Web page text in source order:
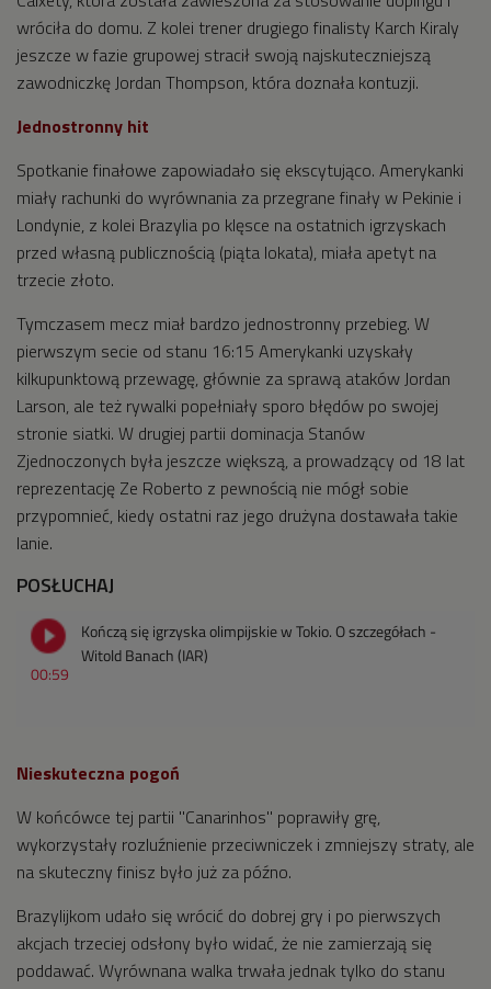
wróciła do domu. Z kolei trener drugiego finalisty Karch Kiraly
jeszcze w fazie grupowej stracił swoją najskuteczniejszą
zawodniczkę Jordan Thompson, która doznała kontuzji.
Jednostronny hit
Spotkanie finałowe zapowiadało się ekscytująco. Amerykanki
miały rachunki do wyrównania za przegrane finały w Pekinie i
Londynie, z kolei Brazylia po klęsce na ostatnich igrzyskach
przed własną publicznością (piąta lokata), miała apetyt na
trzecie złoto.
Tymczasem mecz miał bardzo jednostronny przebieg. W
pierwszym secie od stanu 16:15 Amerykanki uzyskały
kilkupunktową przewagę, głównie za sprawą ataków Jordan
Larson, ale też rywalki popełniały sporo błędów po swojej
stronie siatki. W drugiej partii dominacja Stanów
Zjednoczonych była jeszcze większą, a prowadzący od 18 lat
reprezentację Ze Roberto z pewnością nie mógł sobie
przypomnieć, kiedy ostatni raz jego drużyna dostawała takie
lanie.
POSŁUCHAJ
00:59
Kończą się igrzyska olimpijskie w Tokio. O szczegółach -
Witold Banach (IAR)
Nieskuteczna pogoń
W końcówce tej partii "Canarinhos" poprawiły grę,
wykorzystały rozluźnienie przeciwniczek i zmniejszy straty, ale
na skuteczny finisz było już za późno.
Brazylijkom udało się wrócić do dobrej gry i po pierwszych
akcjach trzeciej odsłony było widać, że nie zamierzają się
poddawać. Wyrównana walka trwała jednak tylko do stanu